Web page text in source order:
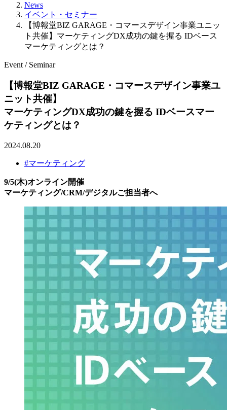
News
イベント・セミナー
【博報堂BIZ GARAGE・コマースデザイン事業ユニッ
ト共催】マーケティングDX成功の鍵を握る IDベース
マーケティングとは？
Event / Seminar
【博報堂BIZ GARAGE・コマースデザイン事業ユ
ニット共催】
マーケティングDX成功の鍵を握る IDベースマー
ケティングとは？
2024.08.20
#マーケティング
9/5(木)オンライン開催
マーケティング/CRM/デジタルご担当者へ